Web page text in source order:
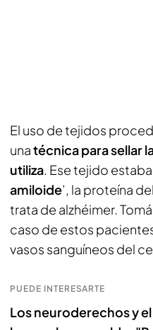
El uso de tejidos
unatécnica para sellar
utiliza. Ese tejido
amiloide’, la proteína
trata de alzhéimer.
caso de estos
vasos sanguíneos del
PUEDE INTERESARTE
Los neuroderechos y